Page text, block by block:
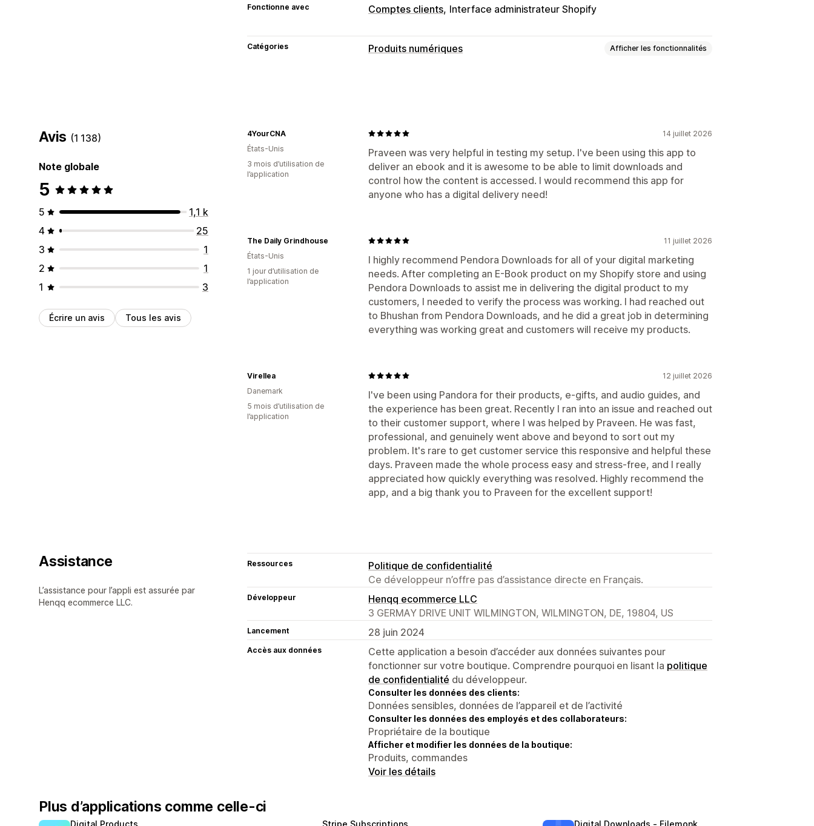
Fonctionne avec Comptes clients Interface administrateur Shopify
Catégories Produits numériques Afficher les fonctionnalités
Gestion des téléchargements
Livraison par e-mail Importation groupée
Pages de téléchargement personnalisées Page de remerciement
Streaming Téléchargements illimités Analyses de données
Hébergement externe Liens personnalisés
Clé de licence
Protection par mot de passe
Filigranes Hébergement de fichier
Avis (1 138)
Note globale
5
5
1,1 k
4
25
3
1
2
1
1
3
Écrire un avis Tous les avis
14 juillet 2026
Praveen was very helpful in testing my setup. I've been using this app to
deliver an ebook and it is awesome to be able to limit downloads and
control how the content is accessed. I would recommend this app for
anyone who has a digital delivery need!
4YourCNA
États-Unis
3 mois d’utilisation de
l’application
11 juillet 2026
I highly recommend Pendora Downloads for all of your digital marketing
needs. After completing an E-Book product on my Shopify store and using
Pendora Downloads to assist me in delivering the digital product to my
customers, I needed to verify the process was working. I had reached out
to Bhushan from Pendora Downloads, and he did a great job in determining
everything was working great and customers will receive my products.
The Daily Grindhouse
États-Unis
1 jour d’utilisation de
l’application
12 juillet 2026
I've been using Pandora for their products, e-gifts, and audio guides, and
the experience has been great. Recently I ran into an issue and reached out
to their customer support, where I was helped by Praveen. He was fast,
professional, and genuinely went above and beyond to sort out my
problem. It's rare to get customer service this responsive and helpful these
days. Praveen made the whole process easy and stress-free, and I really
appreciated how quickly everything was resolved. Highly recommend the
app, and a big thank you to Praveen for the excellent support!
Virellea
Danemark
5 mois d’utilisation de
l’application
Assistance
L’assistance pour l’appli est assurée par
Henqq ecommerce LLC.
Ressources
Politique de confidentialité
Ce développeur n’offre pas d’assistance directe en Français.
Développeur
Henqq ecommerce LLC
3 GERMAY DRIVE UNIT WILMINGTON, WILMINGTON, DE, 19804, US
Lancement 28 juin 2024
Accès aux données
Cette application a besoin d’accéder aux données suivantes pour
fonctionner sur votre boutique. Comprendre pourquoi en lisant la politique
de confidentialité du développeur.
Consulter les données des clients:
Données sensibles, données de l’appareil et de l’activité
Consulter les données des employés et des collaborateurs:
Propriétaire de la boutique
Afficher et modifier les données de la boutique:
Produits, commandes
Voir les détails
Plus d’applications comme celle-ci
Digital Products Stripe Subscriptions Digital Downloads ‑ Filemonk